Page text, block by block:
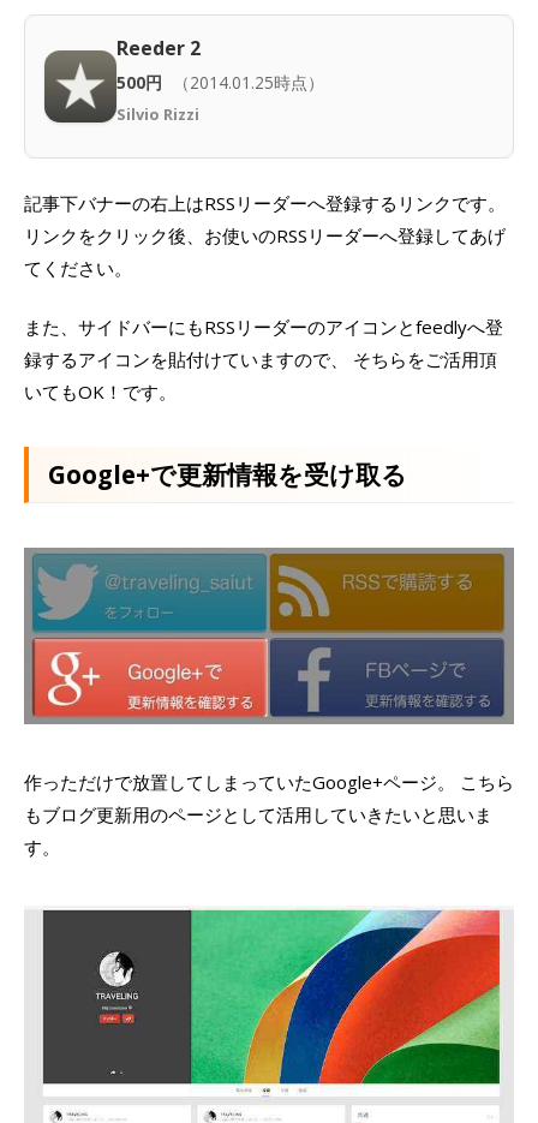
Reeder 2
500円 （2014.01.25時点）
Silvio Rizzi
記事下バナーの右上はRSSリーダーへ登録するリンクです。
リンクをクリック後、お使いのRSSリーダーへ登録してあげ
てください。
また、サイドバーにもRSSリーダーのアイコンとfeedlyへ登
録するアイコンを貼付けていますので、 そちらをご活用頂
いてもOK！です。
Google+で更新情報を受け取る
作っただけで放置してしまっていたGoogle+ページ。 こちら
もブログ更新用のページとして活用していきたいと思いま
す。